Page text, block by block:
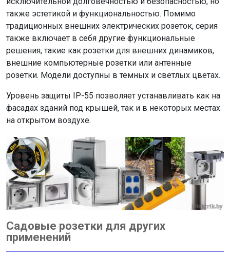
также эстетикой и функциональностью. Помимо
традиционных внешних электрических розеток, серия
также включает в себя другие функциональные
решения, такие как розетки для внешних динамиков,
внешние компьютерные розетки или антенные
розетки. Модели доступны в темных и светлых цветах.
Уровень защиты IP-55 позволяет устанавливать как на
фасадах зданий под крышей, так и в некоторых местах
на открытом воздухе.
Садовые розетки для других
применений